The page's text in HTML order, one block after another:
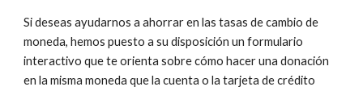
Si deseas ayudarnos a ahorrar en las tasas de cambio de
moneda, hemos puesto a su disposición un formulario
interactivo que te orienta sobre cómo hacer una donación
en la misma moneda que la cuenta o la tarjeta de crédito